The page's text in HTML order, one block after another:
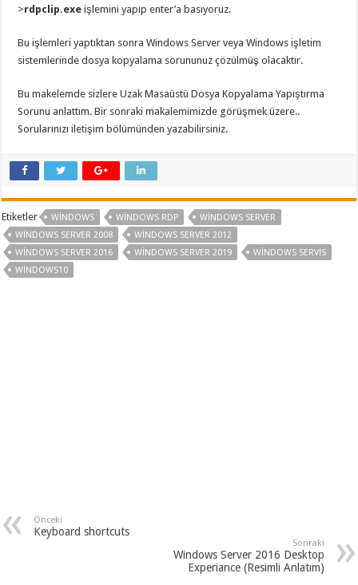
>rdpclip.exe işlemini yapıp enter’a basıyoruz.
Bu işlemleri yaptıktan sonra Windows Server veya Windows işletim
sistemlerinde dosya kopyalama sorununuz çözülmüş olacaktır.
Bu makelemde sizlere Uzak Masaüstü Dosya Kopyalama Yapıştırma
Sorunu anlattım. Bir sonraki makalemimizde görüşmek üzere..
Sorularınızı iletişim bölümünden yazabilirsiniz.
Etiketler WINDOWS WINDOWS RDP
WINDOWS SERVER
WINDOWS SERVER 2008
WINDOWS SERVER 2012
WINDOWS SERVER 2016
WINDOWS SERVER 2019
WINDOWS SERVIS
WINDOWS10
Önceki
Keyboard shortcuts
Sonraki
Windows Server 2016 Desktop
Experiance (Resimli Anlatım)